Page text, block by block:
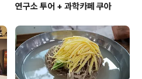
연구소 투어 + 과학카페 쿠아